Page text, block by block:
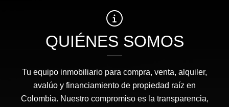
QUIÉNES SOMOS
Tu equipo inmobiliario para compra, venta, alquiler,
avalúo y financiamiento de propiedad raíz en
Colombia. Nuestro compromiso es la transparencia,